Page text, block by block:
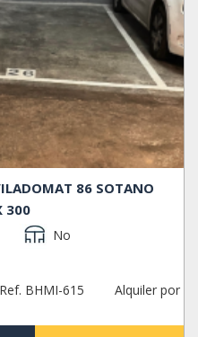
86 SOTANO
300
No
Ref. BHMI-615
Alquiler por